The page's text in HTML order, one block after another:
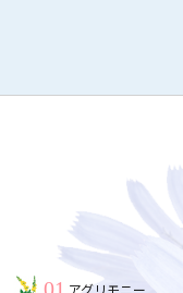
アグリモニー